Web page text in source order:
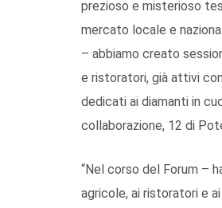
prezioso e misterioso
mercato locale e
– abbiamo creato
e ristoratori, già attivi
dedicati ai diamanti in
collaborazione, 12 di
“Nel corso del Forum –
agricole, ai ristoratori e